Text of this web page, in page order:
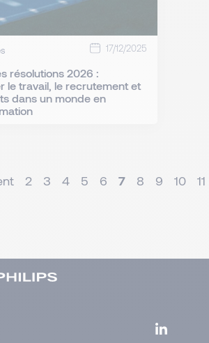
17/12/2025
résolutions 2026 :
le travail, le recrutement et
dans un monde en
2 3 4 5 6 7 8 9 10 11